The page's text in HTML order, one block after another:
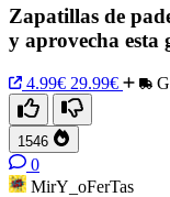
Zapatillas de
y aprovecha esta
4.99€ 29.99€
1546
0
MirY_oFerTas